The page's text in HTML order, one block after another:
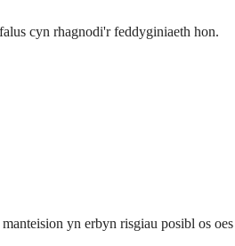
cyn rhagnodi'r feddyginiaeth hon.
yn erbyn risgiau posibl os oes